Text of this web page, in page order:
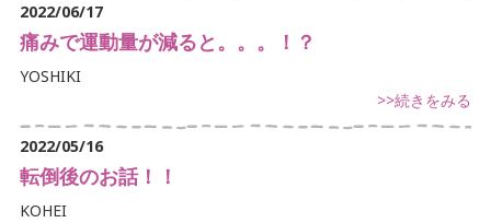
腰痛でお悩み
足の痛みでお悩み
不定愁訴
2022/06/17
痛みで運動量が減ると。。。！？
YOSHIKI
>>続きをみる
2022/05/16
転倒後のお話！！
KOHEI